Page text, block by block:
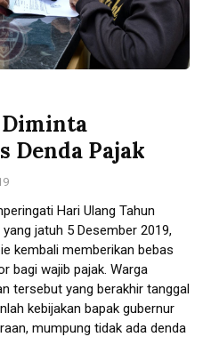
Denda Pajak
Hari Ulang Tahun
jatuh 5 Desember 2019,
kembali memberikan bebas
bagi wajib pajak. Warga
tersebut yang berakhir tanggal
kebijakan bapak gubernur
mumpung tidak ada denda